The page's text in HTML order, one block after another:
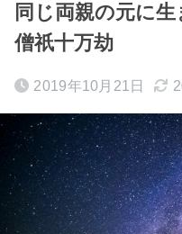
同じ両親の元に
僧祇十万劫
2019年10月21日